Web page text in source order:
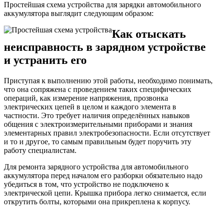
Простейшая схема устройства для зарядки автомобильного
аккумулятора выглядит следующим образом:
Как отыскать
неисправность в зарядном устройстве
и устранить его
Приступая к выполнению этой работы, необходимо понимать,
что она сопряжена с проведением таких специфических
операций, как измерение напряжения, прозвонка
электрических цепей в целом и каждого элемента в
частности. Это требует наличия определённых навыков
общения с электроизмерительными приборами и знания
элементарных правил электробезопасности. Если отсутствует
и то и другое, то самым правильным будет поручить эту
работу специалистам.
Для ремонта зарядного устройства для автомобильного
аккумулятора перед началом его разборки обязательно надо
убедиться в том, что устройство не подключено к
электрической цепи. Крышка прибора легко снимается, если
открутить болты, которыми она прикреплена к корпусу.